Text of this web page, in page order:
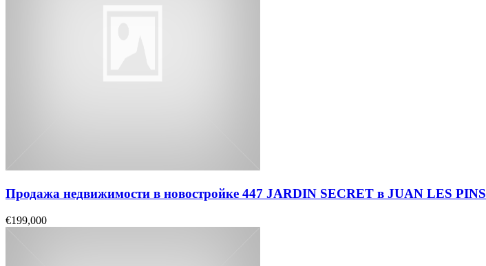
Продажа недвижимости в новостройке 447 JARDIN SECRET в JUAN LES PINS
€199,000